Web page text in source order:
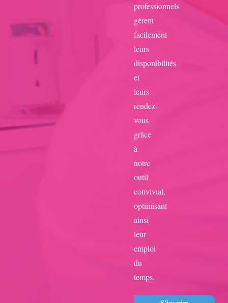
professionnels
gèrent
facilement
leurs
disponibilités
et
leurs
rendez-
vous
grâce
à
notre
outil
convivial,
optimisant
ainsi
leur
emploi
du
temps.